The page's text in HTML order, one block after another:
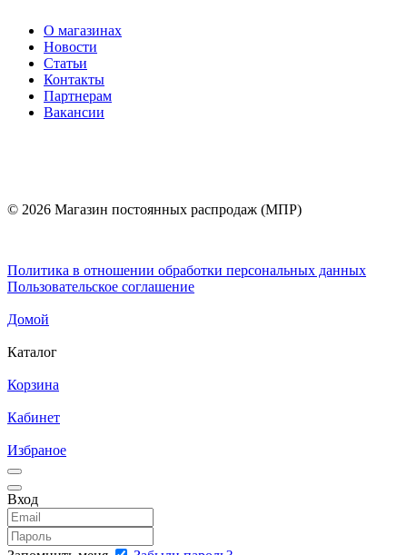
О магазинах
Новости
Статьи
Контакты
Партнерам
Вакансии
© 2026 Магазин постоянных распродаж (МПР)
Политика в отношении обработки персональных данных
Пользовательское соглашение
Домой
Каталог
Корзина
Кабинет
Избраное
Вход